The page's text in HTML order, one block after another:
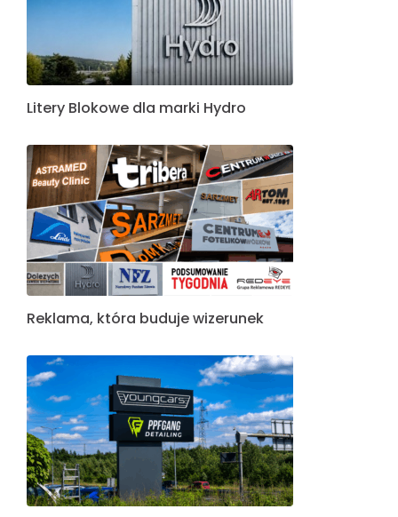
Litery Blokowe dla marki Hydro
Reklama, która buduje wizerunek